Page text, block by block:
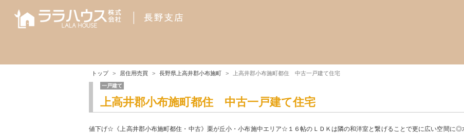
トップ 居住用売買 長野県上高井郡小布施町 上高井郡小布施町都住 中古一戸建て住宅
一戸建て
上高井郡小布施町都住 中古一戸建て住宅
値下げ☆《上高井郡小布施町都住・中古》栗が丘小・小布施中エリア☆１６帖のＬＤＫは隣の和洋室と繋げることで更に広い空間に◎